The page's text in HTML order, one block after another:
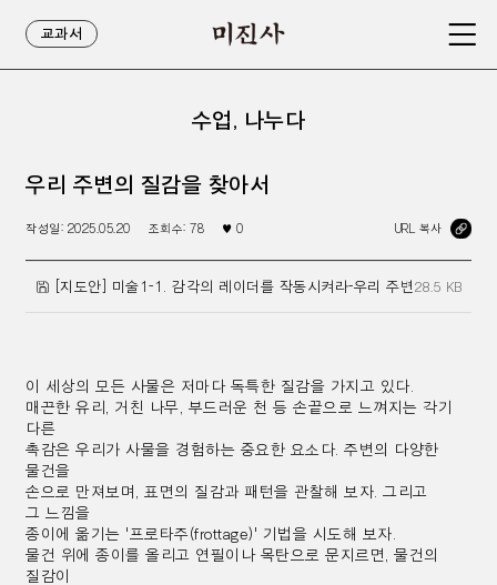
교과서
수업, 나누다
우리 주변의 질감을 찾아서
작성일: 2025.05.20 조회수: 78 ♥ 0 URL 복사
[지도안] 미술1-1. 감각의 레이더를 작동시켜라-우리 주변의 질감을
28.5 KB
이 세상의 모든 사물은 저마다 독특한 질감을 가지고 있다.
매끈한 유리, 거친 나무, 부드러운 천 등 손끝으로
느껴지는 각기
다른
촉감은우리가 사물을 경험하는 중요한 요소다.주변의 다양한
물건을
손으로 만져보며, 표면의 질감과 패턴을 관찰해 보자. 그리고
그
느낌을
종이에 옮기는 '프로타주(frottage)' 기법을 시도해 보자.
물건 위에 종이를 올리고 연필이나 목탄으로문지르면, 물건의
질감이